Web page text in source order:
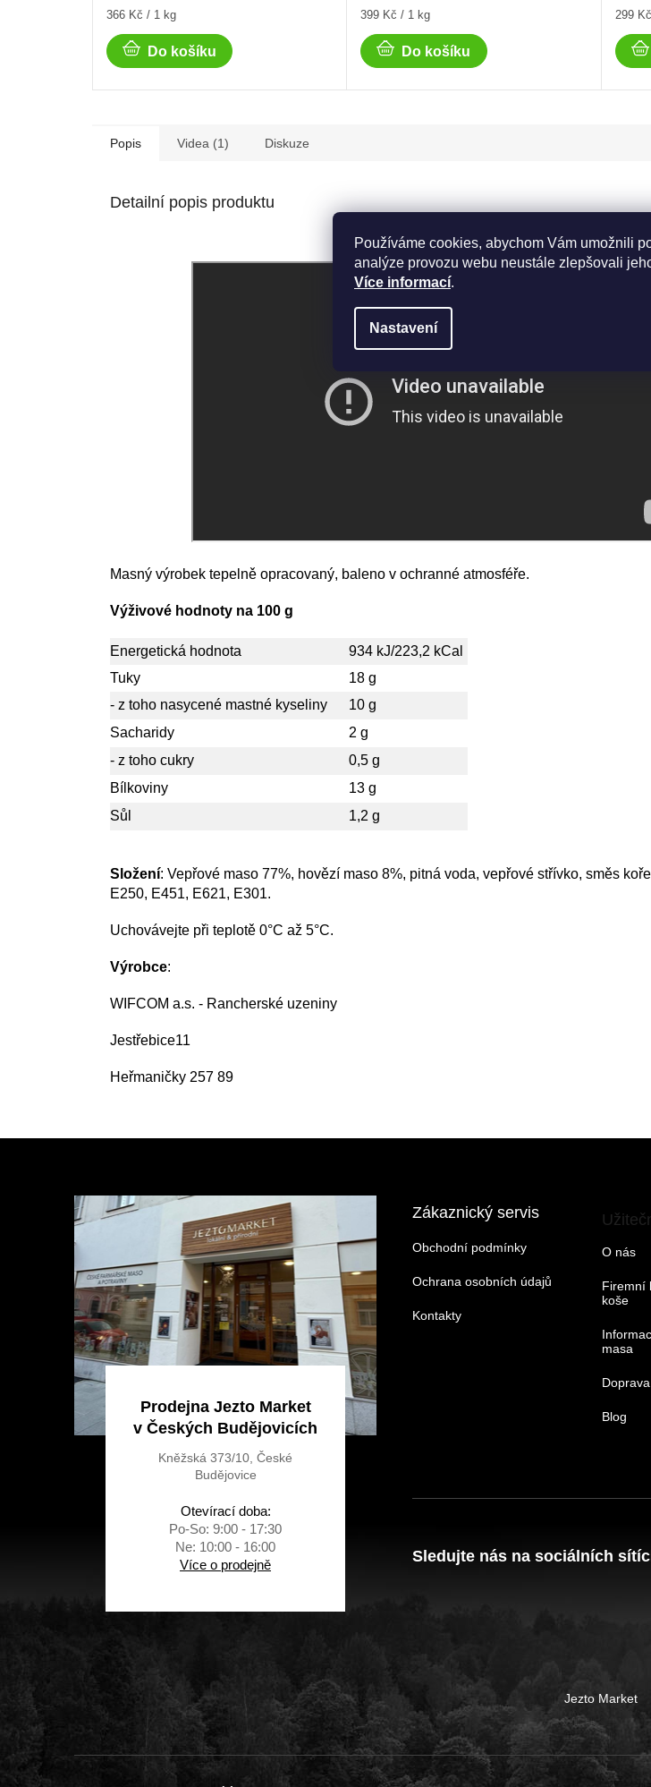
Používáme cookies, abychom Vám umožnili
analýze provozu webu neustále zlepšovali
Více informací.
Nastavení
Měrná
366 Kč / 1 kg
Do košíku
Měrná
399 Kč / 1 kg
Do košíku
Měrná
299
Popis Videa (1) Diskuze
Detailní popis produktu
Masný výrobek tepelně opracovaný, baleno v ochranné atmosféře.
Výživové hodnoty na 100 g
Energetická hodnota
934 kJ/223,2 kCal
Tuky
18 g
- z toho nasycené mastné kyseliny
10 g
Sacharidy
2 g
- z toho cukry
0,5 g
Bílkoviny
13 g
Sůl
1,2 g
Složení: Vepřové maso 77%, hovězí maso 8%, pitná voda, vepřové střívko, směs
E250, E451, E621, E301.
Uchovávejte při teplotě 0°C až 5°C.
Výrobce:
WIFCOM a.s. - Rancherské uzeniny
Jestřebice11
Heřmaničky 257 89
Prodejna Jezto Market
v Českých Budějovicích
Kněžská 373/10, České
Budějovice
Otevírací doba:
Po-So: 9:00 - 17:30
Ne: 10:00 - 16:00
Více o prodejně
Zákaznický servis
Obchodní podmínky
Ochrana osobních údajů
Kontakty
O nás
Firemní
koše
masa
Blog
Sledujte nás na sociálních
Jezto Market